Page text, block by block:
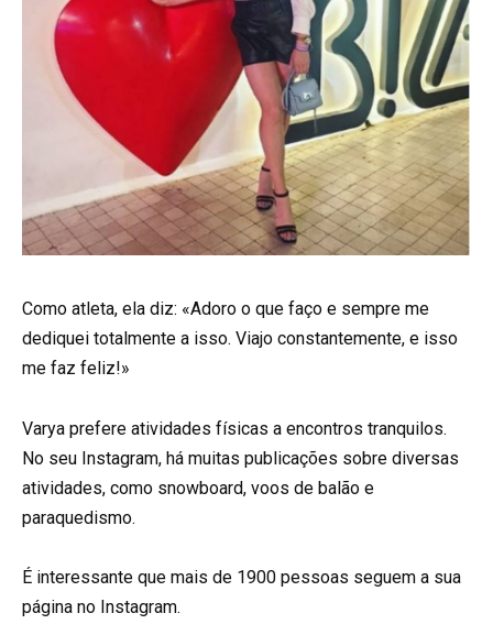
Como atleta, ela diz: «Adoro o que faço e sempre me
dediquei totalmente a isso. Viajo constantemente, e isso
me faz feliz!»
Varya prefere atividades físicas a encontros tranquilos.
No seu Instagram, há muitas publicações sobre diversas
atividades, como snowboard, voos de balão e
paraquedismo.
É interessante que mais de 1900 pessoas seguem a sua
página no Instagram.